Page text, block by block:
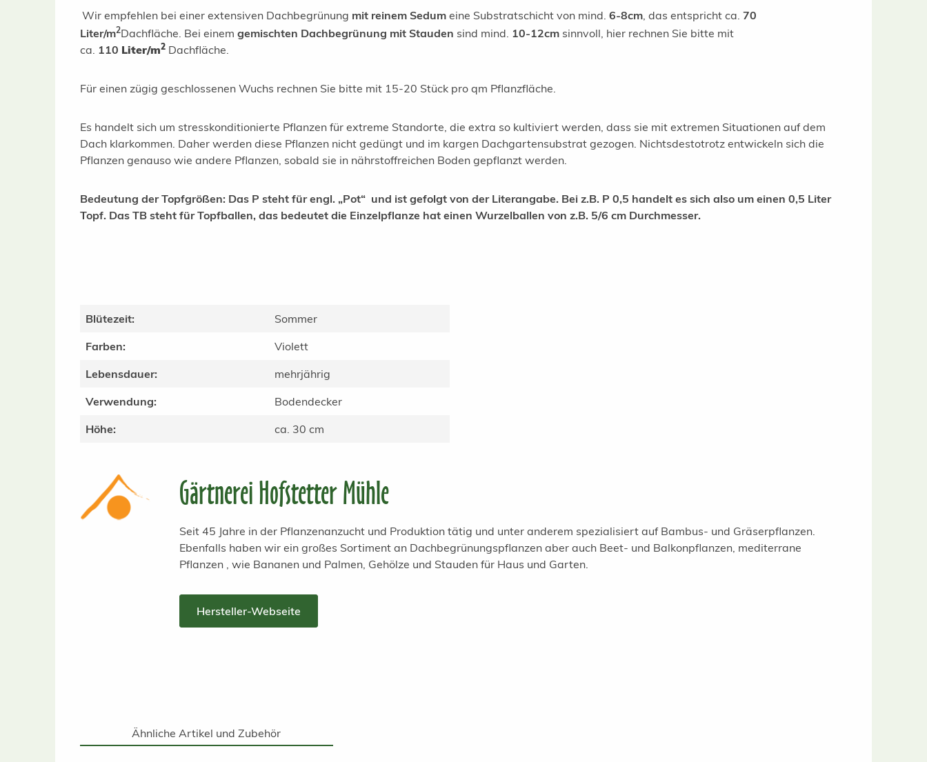
Wir empfehlen bei einer extensiven Dachbegrünung mit reinem Sedum eine Substratschicht von mind. 6-8cm, das entspricht ca. 70
Liter/m2Dachfläche. Bei einem gemischten Dachbegrünung mit Stauden sind mind. 10-12cm sinnvoll, hier rechnen Sie bitte mit
ca. 110 Liter/m2 Dachfläche.
Für einen zügig geschlossenen Wuchs rechnen Sie bitte mit 15-20 Stück pro qm Pflanzfläche.
Es handelt sich um stresskonditionierte Pflanzen für extreme Standorte, die extra so kultiviert werden, dass sie mit extremen Situationen auf dem
Dach klarkommen. Daher werden diese Pflanzen nicht gedüngt und im kargen Dachgartensubstrat gezogen. Nichtsdestotrotz entwickeln sich die
Pflanzen genauso wie andere Pflanzen, sobald sie in nährstoffreichen Boden gepflanzt werden.
Bedeutung der Topfgrößen: Das P steht für engl. „Pot“ und ist gefolgt von der Literangabe. Bei z.B. P 0,5 handelt es sich also um einen 0,5 Liter
Topf. Das TB steht für Topfballen, das bedeutet die Einzelpflanze hat einen Wurzelballen von z.B. 5/6 cm Durchmesser.
Blütezeit:
Sommer
Farben:
Violett
Lebensdauer:
mehrjährig
Verwendung:
Bodendecker
Höhe:
ca. 30 cm
Gärtnerei Hofstetter Mühle
Seit 45 Jahre in der Pflanzenanzucht und Produktion tätig und unter anderem spezialisiert auf Bambus- und Gräserpflanzen.
Ebenfalls haben wir ein großes Sortiment an Dachbegrünungspflanzen aber auch Beet- und Balkonpflanzen, mediterrane
Pflanzen , wie Bananen und Palmen, Gehölze und Stauden für Haus und Garten.
Hersteller-Webseite
Ähnliche Artikel und Zubehör